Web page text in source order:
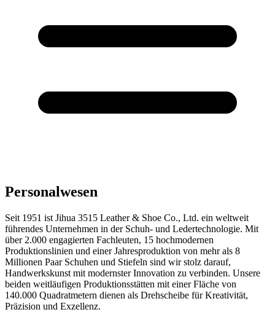
Personalwesen
Seit 1951 ist Jihua 3515 Leather & Shoe Co., Ltd. ein weltweit
führendes Unternehmen in der Schuh- und Ledertechnologie. Mit
über 2.000 engagierten Fachleuten, 15 hochmodernen
Produktionslinien und einer Jahresproduktion von mehr als 8
Millionen Paar Schuhen und Stiefeln sind wir stolz darauf,
Handwerkskunst mit modernster Innovation zu verbinden. Unsere
beiden weitläufigen Produktionsstätten mit einer Fläche von
140.000 Quadratmetern dienen als Drehscheibe für Kreativität,
Präzision und Exzellenz.